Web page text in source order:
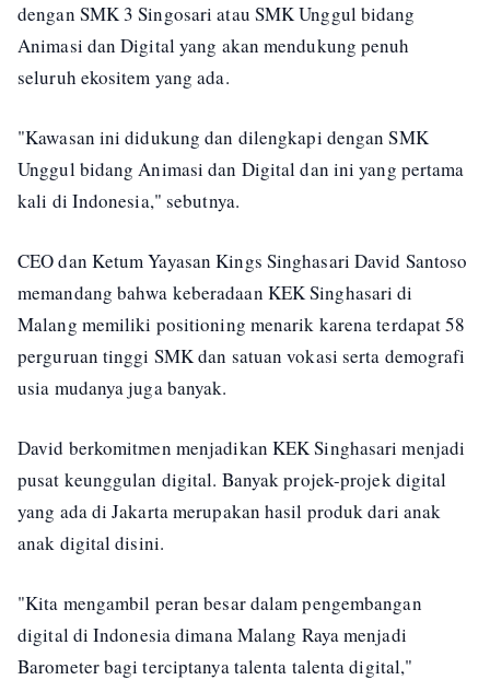
dengan SMK 3 Singosari atau SMK Unggul bidang
Animasi dan Digital yang akan mendukung penuh
seluruh ekositem yang ada.
"Kawasan ini didukung dan dilengkapi dengan SMK
Unggul bidang Animasi dan Digital dan ini yang pertama
kali di Indonesia," sebutnya.
CEO dan Ketum Yayasan Kings Singhasari David Santoso
memandang bahwa keberadaan KEK Singhasari di
Malang memiliki positioning menarik karena terdapat 58
perguruan tinggi SMK dan satuan vokasi serta demografi
usia mudanya juga banyak.
David berkomitmen menjadikan KEK Singhasari menjadi
pusat keunggulan digital. Banyak projek-projek digital
yang ada di Jakarta merupakan hasil produk dari anak
anak digital disini.
"Kita mengambil peran besar dalam pengembangan
digital di Indonesia dimana Malang Raya menjadi
Barometer bagi terciptanya talenta talenta digital,"